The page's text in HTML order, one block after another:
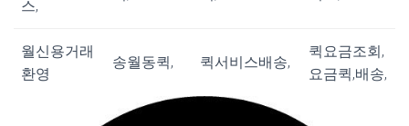
스,
월신용거래
환영
송월동퀵, 퀵서비스배송,
퀵요금조회,
요금퀵,배송,